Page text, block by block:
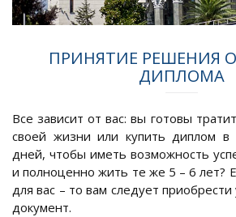
ПРИНЯТИЕ РЕШЕНИЯ
ДИПЛОМА
Все зависит от вас: вы готовы
своей жизни или купить диплом в
дней, чтобы иметь возможность
и полноценно жить те же 5 – 6 лет?
для вас – то вам следует
документ.